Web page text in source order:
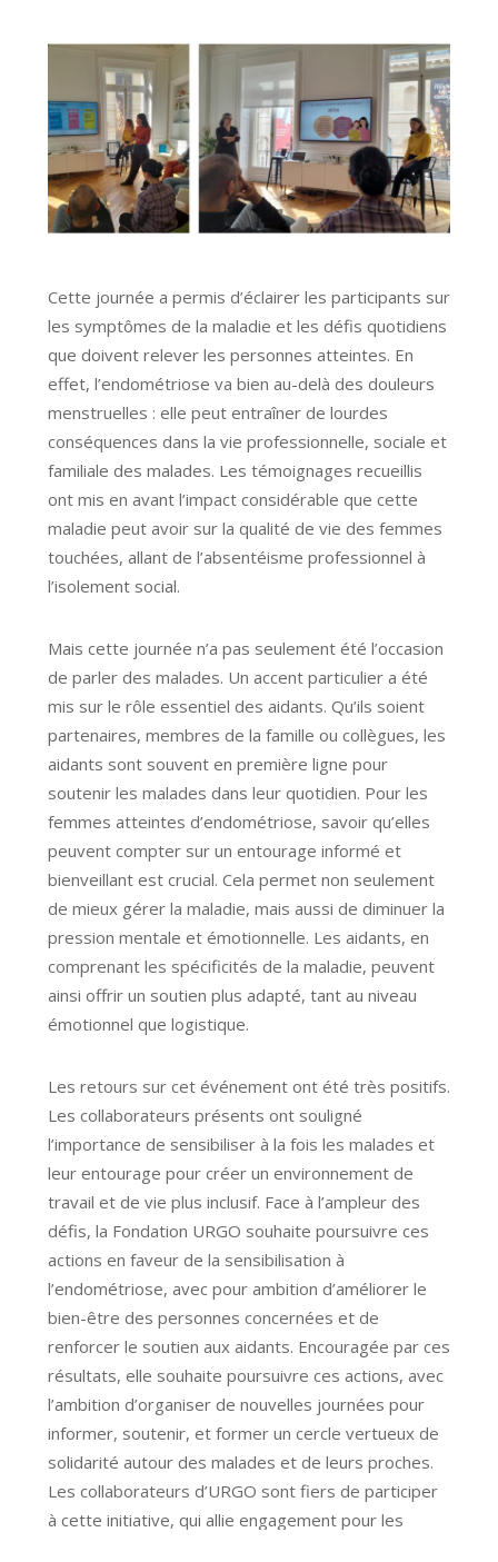
Cette journée a permis d’éclairer les participants sur
les symptômes de la maladie et les défis quotidiens
que doivent relever les personnes atteintes. En
effet, l’endométriose va bien au-delà des douleurs
menstruelles : elle peut entraîner de lourdes
conséquences dans la vie professionnelle, sociale et
familiale des malades. Les témoignages recueillis
ont mis en avant l’impact considérable que cette
maladie peut avoir sur la qualité de vie des femmes
touchées, allant de l’absentéisme professionnel à
l’isolement social.
Mais cette journée n’a pas seulement été l’occasion
de parler des malades. Un accent particulier a été
mis sur le rôle essentiel des aidants. Qu’ils soient
partenaires, membres de la famille ou collègues, les
aidants sont souvent en première ligne pour
soutenir les malades dans leur quotidien. Pour les
femmes atteintes d’endométriose, savoir qu’elles
peuvent compter sur un entourage informé et
bienveillant est crucial. Cela permet non seulement
de mieux gérer la maladie, mais aussi de diminuer la
pression mentale et émotionnelle. Les aidants, en
comprenant les spécificités de la maladie, peuvent
ainsi offrir un soutien plus adapté, tant au niveau
émotionnel que logistique.
Les retours sur cet événement ont été très positifs.
Les collaborateurs présents ont souligné
l’importance de sensibiliser à la fois les malades et
leur entourage pour créer un environnement de
travail et de vie plus inclusif. Face à l’ampleur des
défis, la Fondation URGO souhaite poursuivre ces
actions en faveur de la sensibilisation à
l’endométriose, avec pour ambition d’améliorer le
bien-être des personnes concernées et de
renforcer le soutien aux aidants. Encouragée par ces
résultats, elle souhaite poursuivre ces actions, avec
l’ambition d’organiser de nouvelles journées pour
informer, soutenir, et former un cercle vertueux de
solidarité autour des malades et de leurs proches.
Les collaborateurs d’URGO sont fiers de participer
à cette initiative, qui allie engagement pour les